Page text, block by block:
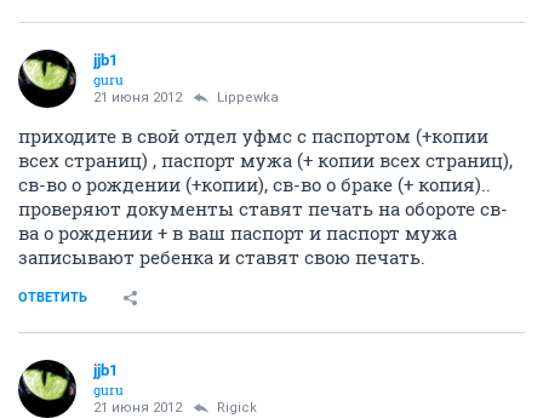
jjb1
guru
21 июня 2012 Lippewka
приходите в свой отдел уфмс с паспортом (+копии
всех страниц) , паспорт мужа (+ копии всех страниц),
св-во о рождении (+копии), св-во о браке (+ копия)..
проверяют документы ставят печать на обороте св-
ва о рождении + в ваш паспорт и паспорт мужа
записывают ребенка и ставят свою печать.
ОТВЕТИТЬ
jjb1
guru
21 июня 2012 Rigick